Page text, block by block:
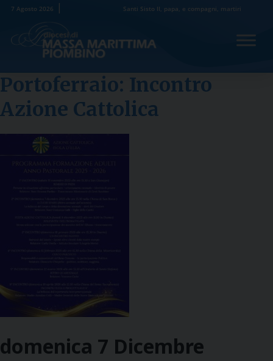
Skip
content
7 Agosto 2026 Santi Sisto II, papa, e compagni, martiri
Portoferraio: Incontro
Azione Cattolica
domenica 7 Dicembre